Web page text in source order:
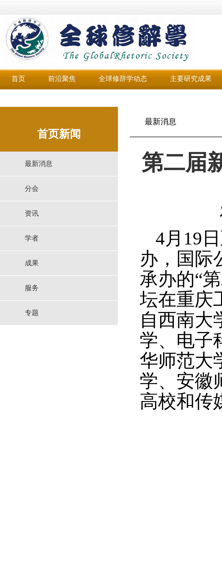
首页 前沿聚焦 全球修辞学动态 主要研究成果
首页新闻
最新消息
分会
资讯
学者
成果
服务
专题
最新消息
第二届
4月 19
办，国际
承办的“
坛在重庆
自西南大
学、电子
华师范大
学、安徽
高校和传